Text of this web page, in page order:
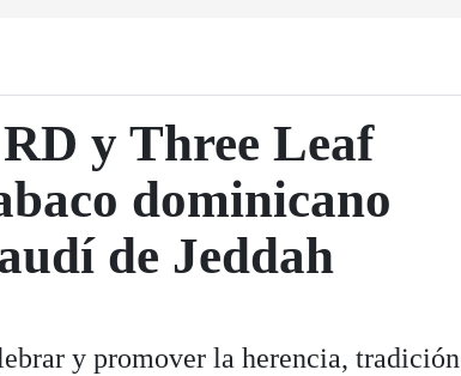
y Three Leaf
dominicano
de Jeddah
y promover la herencia, tradición